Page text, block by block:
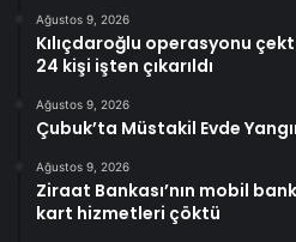
Ağustos 9, 2026
Kılıçdaroğlu operasyonu
24 kişi işten çıkarıldı
Ağustos 9, 2026
Çubuk’ta Müstakil Evde
Ağustos 9, 2026
Ziraat Bankası’nın mobil
kart hizmetleri çöktü